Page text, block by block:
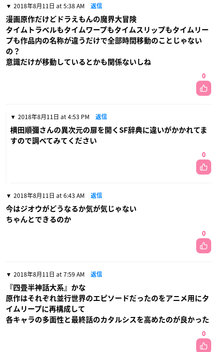
2018年8月11日 at 5:38 AM 返信
漫画原作だけどドラえもんの魔界大冒険
タイムトラベルもタイムワープもタイムスリップもタイムリー
プも作品内の名称が違うだけで全部時間移動のことじゃない
の？
意識だけが移動しているとかも関係ないしね
0
2018年8月11日 at 4:53 PM 返信
横田順彌さんの異次元の扉を開くSF辞典に違いがかかれてま
すので調べてみてください
0
2018年8月11日 at 6:43 AM 返信
今はジオウがどうなるか気が気じゃない
ちゃんとできるのか
0
2018年8月11日 at 7:59 AM 返信
『四畳半神話大系』かな
原作はそれぞれ並行世界のエピソードだったのをアニメ用にタ
イムリープに再構成して
各キャラの多面性と最終話のカタルシスを高めたのが良かった
0